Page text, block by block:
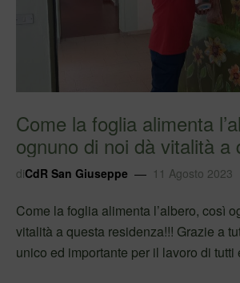
Come la foglia alimenta
ognuno di noi dà vitalità a
reside…
diCdR San Giuseppe 11 Agosto 2023
Come la foglia alimenta l’albero, così
vitalità a questa residenza!!! Grazie a
unico ed importante per il lavoro di